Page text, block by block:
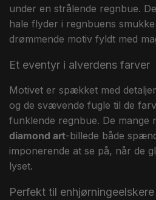
under en strålende regnbue.
hale flyder i regnbuens
drømmende motiv fyldt med
Et eventyr i alverdens farver
Motivet er spækket med
og de svævende fugle til de
funklende regnbue. De mange
diamond art-billede både
imponerende at se på, når de
lyset.
Perfekt til enhjørningeelskere